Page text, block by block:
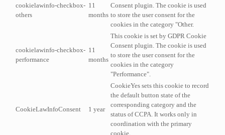
cookielawinfo-checkbox-
others
11
months
Consent plugin. The cookie is used
to store the user consent for the
cookies in the category "Other.
cookielawinfo-checkbox-
performance
11
months
This cookie is set by GDPR Cookie
Consent plugin. The cookie is used
to store the user consent for the
cookies in the category
"Performance".
CookieLawInfoConsent 1 year
CookieYes sets this cookie to record
the default button state of the
corresponding category and the
status of CCPA. It works only in
coordination with the primary
cookie.